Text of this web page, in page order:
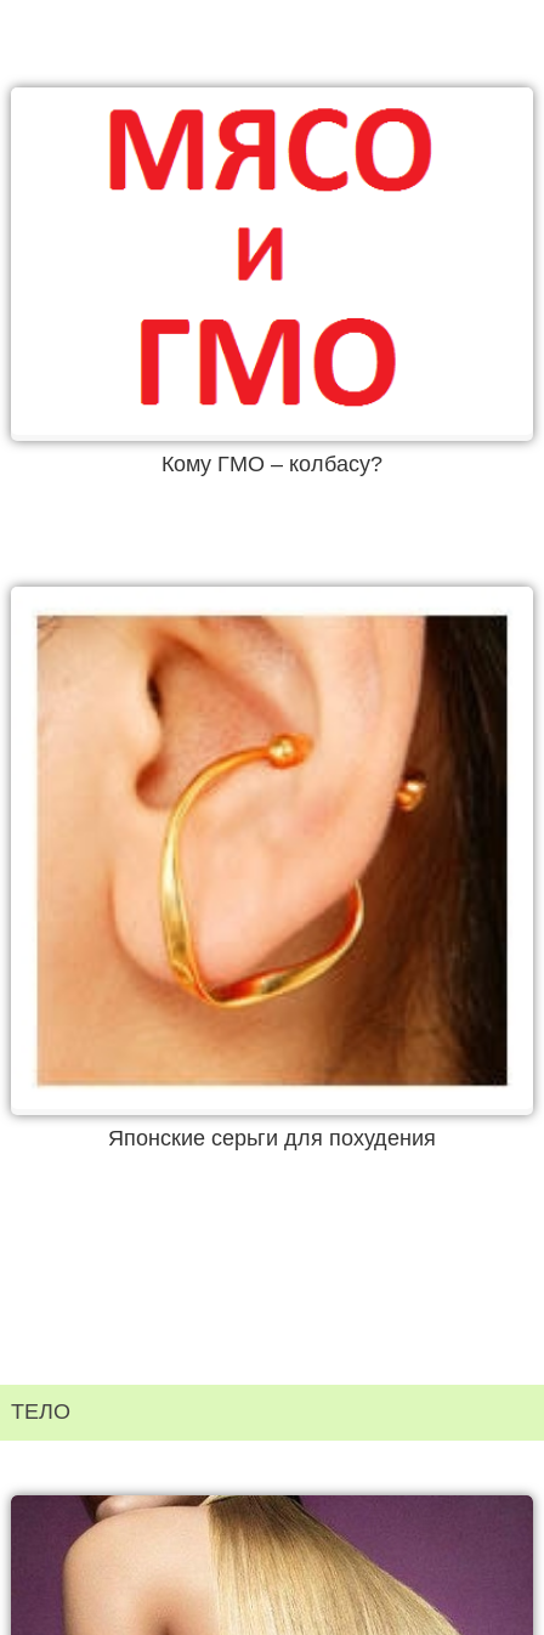
Кому ГМО – колбасу?
Японские серьги для похудения
ТЕЛО